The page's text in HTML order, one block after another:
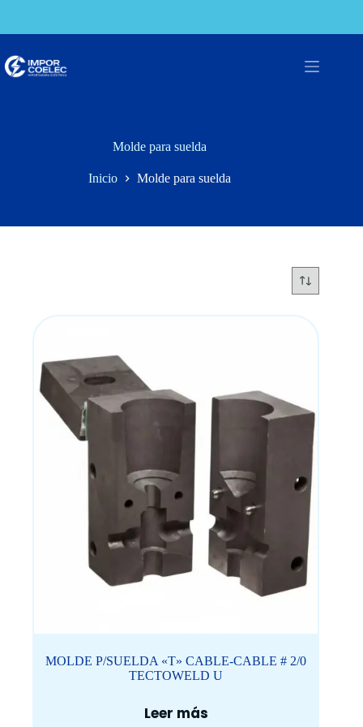
contenido
Molde para suelda
Inicio Molde para suelda
MOLDE P/SUELDA «T» CABLE-CABLE # 2/0
TECTOWELD U
Leer más